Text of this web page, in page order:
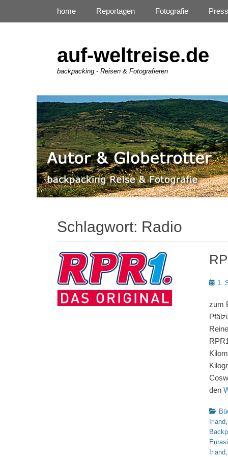
auf-weltreise.de
backpacking - Reisen & Fotografieren
Primäres Menü
home Reportagen Fotografie
Schlagwort: Radio
1.
zum
den
Irland,
Irland,